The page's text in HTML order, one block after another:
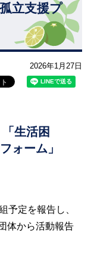
立支援プ
2026年1月27日
生活困
ォーム」
予定を報告し、
体から活動報告